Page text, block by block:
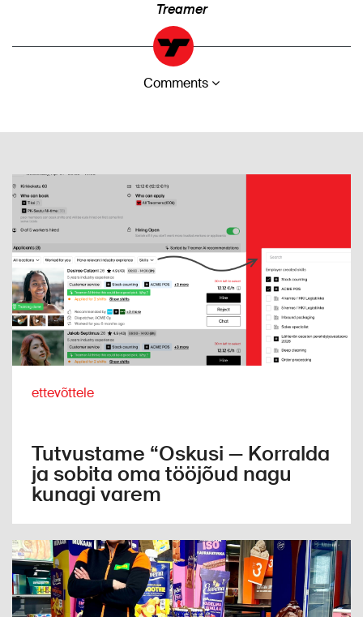
Treamer
Comments
ettevõttele
Tutvustame “Oskusi — Korralda
ja sobita oma tööjõud nagu
kunagi varem